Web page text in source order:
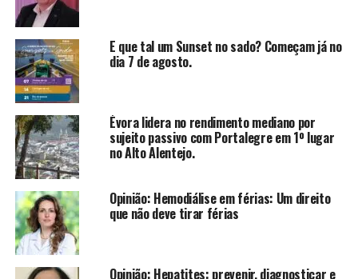
E que tal um Sunset no sado? Começam já no
dia 7 de agosto.
Évora lidera no rendimento mediano por
sujeito passivo com Portalegre em 1º lugar
no Alto Alentejo.
Opinião: Hemodiálise em férias: Um direito
que não deve tirar férias
Opinião: Hepatites: prevenir, diagnosticar e